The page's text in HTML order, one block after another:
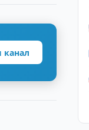
канал